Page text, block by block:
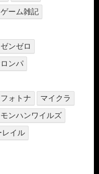
ゲーム雑記
ゼンゼロ
ンパ
フォトナ
マイクラ
モンハンワイルズ
レイル